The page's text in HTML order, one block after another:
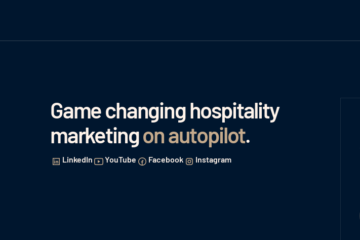
Game changing hospitality
marketingon autopilot.
LinkedIn YouTube Facebook Instagram